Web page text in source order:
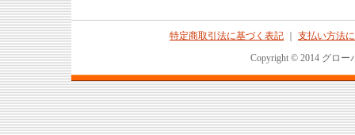
特定商取引法に基づく表記
支払い方法
Copyright © 2014 グロー